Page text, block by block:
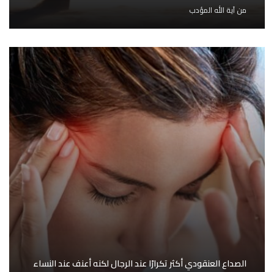
منآية الله المؤدب
الصداع العنقودي أكثر تكرارًا عند الرجال لكنه أعنف عند النساء